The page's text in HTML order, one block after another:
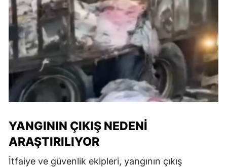
YANGININ ÇIKIŞ NEDENI
ARAŞTIRILIYOR
İtfaiye ve güvenlik ekipleri, yangının çıkış